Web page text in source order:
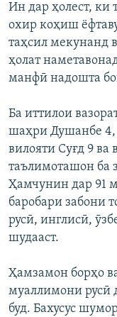
Ин дар ҳолест, ки
охир коҳиш
таҳсил мекунанд
ҳолат
манфӣ надошта
Ба иттилои
шаҳри Душанбе 4,
вилояти Суғд 9 ва
таълимоташон ба
Ҳамчунин дар 91
баробари забони
русӣ, инглисӣ,
шудааст.
Ҳамзамон борҳо
муаллимони русӣ
буд. Бахусус